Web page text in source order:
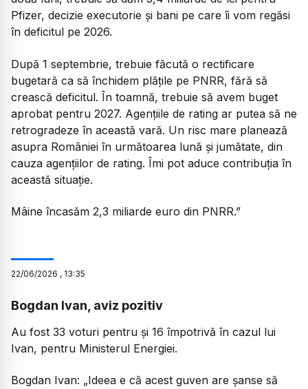
Pfizer, decizie executorie și bani pe care îi vom regăsi
în deficitul pe 2026.
D⁠upă 1 septembrie, trebuie făcută o rectificare
bugetară ca să închidem plățile pe PNRR, fără să
crească deficitul. În toamnă, trebuie să avem buget
aprobat pentru 2027. Agențiile de rating ar putea să ne
retrogradeze în această vară. Un risc mare planează
asupra României în următoarea lună și jumătate, din
cauza agențiilor de rating. Îmi pot aduce contribuția în
această situație.
Mâine încasăm 2,3 miliarde euro din PNRR.”
22/06/2026 , 13:35
Bogdan Ivan, aviz pozitiv
Au fost 33 voturi pentru și 16 împotrivă în cazul lui
Ivan, pentru Ministerul Energiei.
Bogdan Ivan: „Ideea e că acest guven are șanse să